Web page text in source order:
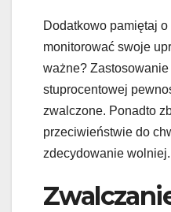
Dodatkowo pamiętaj o
monitorować swoje
ważne?
stuprocentowej
zwalczone. Ponadto
przeciwieństwie do
zdecydowanie wolniej.